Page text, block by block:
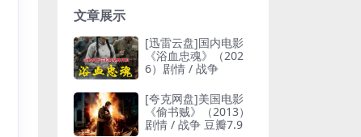
文章展示
[迅雷云盘]国内电影
《浴血忠魂》（202
6）剧情 / 战争
[夸克网盘]美国电影
《偷书贼》（2013）
剧情 / 战争 豆瓣7.9